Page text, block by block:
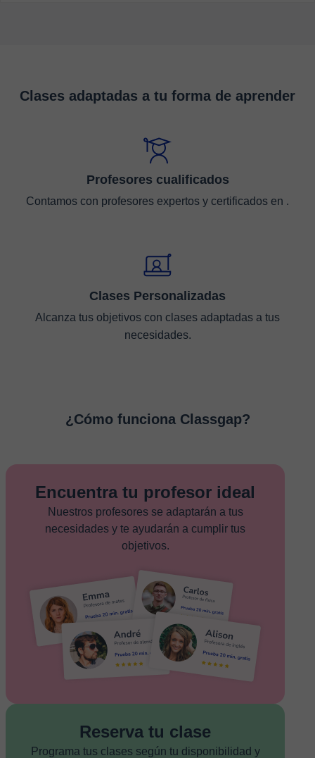
Clases adaptadas a tu forma de aprender
Profesores cualificados
Contamos con profesores expertos y certificados en .
Clases Personalizadas
Alcanza tus objetivos con clases adaptadas a tus
necesidades.
¿Cómo funciona Classgap?
Encuentra tu profesor ideal
Nuestros profesores se adaptarán a tus
necesidades y te ayudarán a cumplir tus
objetivos.
Reserva tu clase
Programa tus clases según tu disponibilidad y